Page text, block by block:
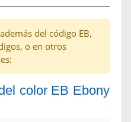
del código EB,
o en otros
color EB Ebony